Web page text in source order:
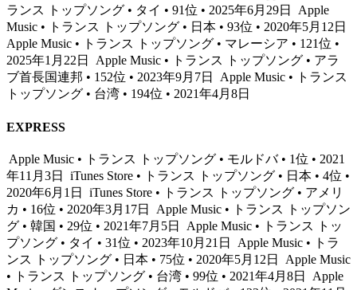
ランス トップソング • タイ • 91位 • 2025年6月29日
Apple
Music • トランス トップソング • 日本 • 93位 • 2020年5月12日
Apple Music • トランス トップソング • マレーシア • 121位 •
2025年1月22日
Apple Music • トランス トップソング • アラ
ブ首長国連邦 • 152位 • 2023年9月7日
Apple Music • トランス
トップソング • 台湾 • 194位 • 2021年4月8日
EXPRESS
Apple Music • トランス トップソング • モルドバ • 1位 • 2021
年11月3日
iTunes Store • トランス トップソング • 日本 • 4位 •
2020年6月1日
iTunes Store • トランス トップソング • アメリ
カ • 16位 • 2020年3月17日
Apple Music • トランス トップソン
グ • 韓国 • 29位 • 2021年7月5日
Apple Music • トランス トッ
プソング • タイ • 31位 • 2023年10月21日
Apple Music • トラ
ンス トップソング • 日本 • 75位 • 2020年5月12日
Apple Music
• トランス トップソング • 台湾 • 99位 • 2021年4月8日
Apple